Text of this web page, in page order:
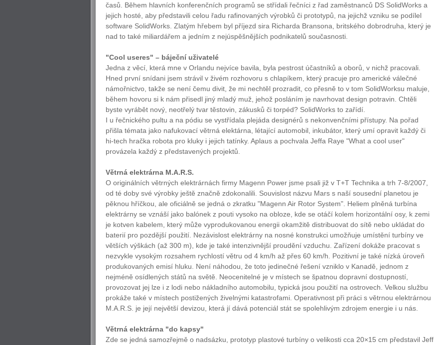
časů. Během hlavních konferenčních programů se střídali řečníci z řad zaměstnanců DS SolidWorks a
jejich hosté, aby představili celou řadu rafinovaných výrobků či prototypů, na jejichž vzniku se podílel
software SolidWorks. Zlatým hřebem byl příjezd sira Richarda Bransona, britského dobrodruha, který je
nad to také miliardářem a jedním z nejúspěšnějších podnikatelů současnosti.
"Cool useres" – báječní uživatelé
Jedna z věcí, která mne v Orlandu nejvíce bavila, byla pestrost účastníků a oborů, v nichž pracovali.
Hned první snídani jsem strávil v živém rozhovoru s chlapíkem, který pracuje pro americké válečné
námořnictvo, takže se není čemu divit, že mi nechtěl prozradit, co přesně to v tom SolidWorksu maluje,
během hovoru si k nám přisedl jiný mladý muž, jehož posláním je navrhovat design potravin. Chtěli
byste vyrábět nový, neotřelý tvar těstovin, zákusků či torpéd? SolidWorks to zařídí.
I u řečnického pultu a na pódiu se vystřídala plejáda designérů s nekonvenčními přístupy. Na pořad
přišla témata jako nafukovací větrná elektárna, létající automobil, inkubátor, který umí opravit každý či
hi-tech hračka robota pro kluky i jejich tatínky. Aplaus a pochvala Jeffa Raye "What a cool user"
provázela každý z představených projektů.
Větrná elektrárna M.A.R.S.
O originálních větrných elektrárnách firmy Magenn Power jsme psali již v T+T Technika a trh 7-8/2007,
od té doby své výrobky ještě značně zdokonalili. Souvislost názvu Mars s naší sousední planetou je
pěknou hříčkou, ale oficiálně se jedná o zkratku "Magenn Air Rotor System". Heliem plněná turbína
elektrárny se vznáší jako balónek z pouti vysoko na obloze, kde se otáčí kolem horizontální osy, k zemi
je kotven kabelem, který může vyprodukovanou energii okamžitě distribuovat do sítě nebo ukládat do
baterií pro pozdější použití. Nezávislost elektrárny na nosné konstrukci umožňuje umístění turbíny ve
větších výškách (až 300 m), kde je také intenzivnější proudění vzduchu. Zařízení dokáže pracovat s
nezvykle vysokým rozsahem rychlostí větru od 4 km/h až přes 60 km/h. Pozitivní je také nízká úroveň
produkovaných emisí hluku. Není náhodou, že toto jedinečné řešení vzniklo v Kanadě, jednom z
nejméně osídlených států na světě. Neocenitelné je v místech se špatnou dopravní dostupností,
provozovat jej lze i z lodi nebo nákladního automobilu, typická jsou použití na ostrovech. Velkou službu
prokáže také v místech postižených živelnými katastrofami. Operativnost při práci s větrnou elektrárnou
M.A.R.S. je její největší devizou, která jí dává potenciál stát se spolehlivým zdrojem energie i u nás.
Větrná elektrárna "do kapsy"
Zde se jedná samozřejmě o nadsázku, prototyp plastové turbíny o velikosti cca 20×15 cm představil Jeff